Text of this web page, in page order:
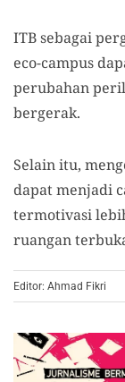
ITB sebagai
eco-campus
perubahan
bergerak.
Selain itu,
dapat menjadi
termotivasi
ruangan
Editor: Ahmad Fikri